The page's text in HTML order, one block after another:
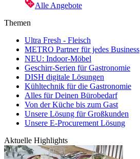
Alle Angebote
Themen
Ultra Fresh - Fleisch
METRO Partner für jedes Business
NEU: Indoor-Möbel
Geschirr-Serien für Gastronomie
DISH digitale Lösungen
Kühltechnik für die Gastronomie
Alles für Deinen Bürobedarf
Von der Küche bis zum Gast
Unsere Lösung für Großkunden
Unsere E-Procurement Lösung
Aktuelle Highlights